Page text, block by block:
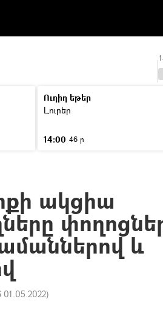
Ուղիղ եթեր
Լուրեր
14:00 46 ր
ակցիա
և
01.05.2022)